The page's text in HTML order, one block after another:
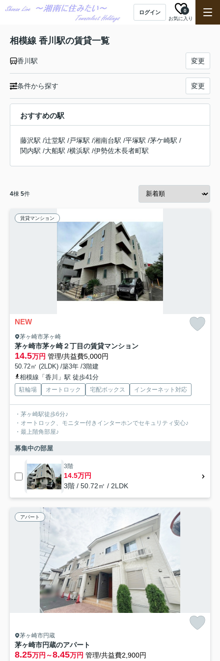
ログイン
お気に入り
0
相模線 香川駅の賃貸一覧
香川駅 変更
条件から探す 変更
おすすめの駅
藤沢駅 /辻堂駅 /戸塚駅 /湘南台駅 /平塚駅 /茅ケ崎駅 /
関内駅 /大船駅 /横浜駅 /伊勢佐木長者町駅
4棟 5件
賃貸マンション
NEW
茅ヶ崎市茅ヶ崎
茅ヶ崎市茅ヶ崎２丁目の賃貸マンション
14.5万円 管理/共益費5,000円
50.72㎡ (2LDK) /築3年 /3階建
相模線「香川」駅 徒歩41分
駐輪場 オートロック 宅配ボックス インターネット対応
・茅ヶ崎駅徒歩6分♪
・オートロック、モニター付きインターホンでセキュリティ安心♪
・最上階角部屋♪
募集中の部屋
3階
14.5万円
3階 / 50.72㎡ / 2LDK
アパート
茅ヶ崎市円蔵
茅ヶ崎市円蔵のアパート
8.25万円～8.45万円 管理/共益費2,900円